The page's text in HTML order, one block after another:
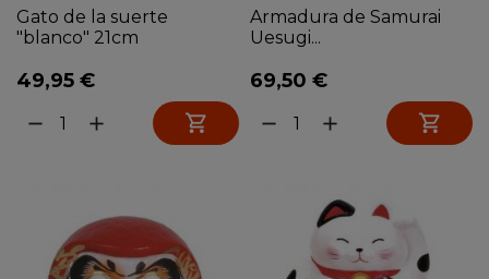
Gato de la suerte
"blanco" 21cm
49,95 €
remove add 
Armadura de Samurai
Uesugi...
69,50 €
remove add 